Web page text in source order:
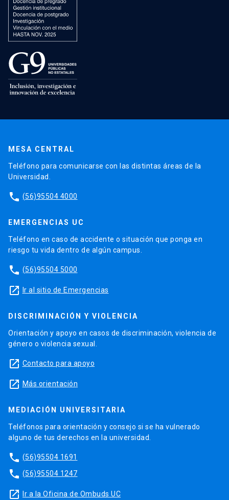
MESA CENTRAL
Teléfono para comunicarse con las distintas áreas de la
Universidad.
phone (56)95504 4000
EMERGENCIAS UC
Teléfono en caso de accidente o situación que ponga en
riesgo tu vida dentro de algún campus.
phone (56)95504 5000
launch Ir al sitio de Emergencias
DISCRIMINACIÓN Y VIOLENCIA
Orientación y apoyo en casos de discriminación, violencia de
género o violencia sexual.
launch Contacto para apoyo
launch Más orientación
MEDIACIÓN UNIVERSITARIA
Teléfonos para orientación y consejo si se ha vulnerado
alguno de tus derechos en la universidad.
phone (56)95504 1691
phone (56)95504 1247
launch Ir a la Oficina de Ombuds UC